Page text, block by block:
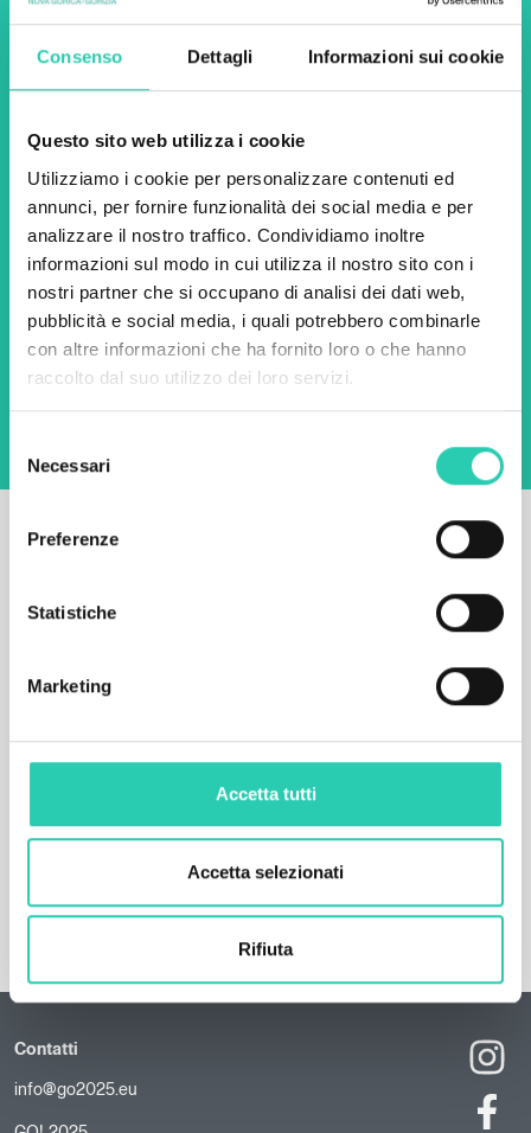
Consenso Dettagli Informazioni sui cookie
Questo sito web utilizza i cookie
Utilizziamo i cookie per personalizzare contenuti ed
annunci, per fornire funzionalità dei social media e per
analizzare il nostro traffico. Condividiamo inoltre
informazioni sul modo in cui utilizza il nostro sito con i
nostri partner che si occupano di analisi dei dati web,
pubblicità e social media, i quali potrebbero combinarle
con altre informazioni che ha fornito loro o che hanno
raccolto dal suo utilizzo dei loro servizi.
delNecessari
Preferenze
Statistiche
Marketing
Accetta tutti
Accetta selezionati
Rifiuta
newsletter di GO! 2025 per
scoprire tutte le nostre
iniziative.
Nome * Cognome *
Email *
Utilizzando questo modulo accetto
l'archiviazione e la gestione dei dati su questo
sito web.Privacy policy
Contatti
info@go2025.eu